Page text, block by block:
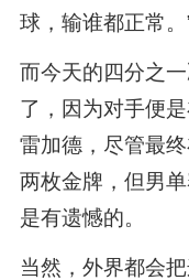
球，输谁都正常。
而今天的四分之
了，因为对手便
雷加德，尽管最
两枚金牌，但男
是有遗憾的。
当然，外界都会